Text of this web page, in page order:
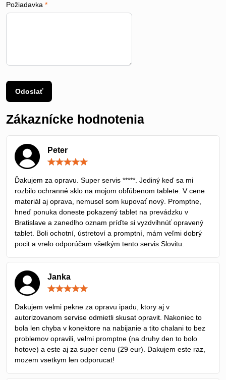
Požiadavka *
Odoslať
Zákaznícke hodnotenia
Peter
5
Ďakujem za opravu. Super servis *****. Jediný keď sa mi
rozbilo ochranné sklo na mojom obľúbenom tablete. V cene
materiál aj oprava, nemusel som kupovať nový. Promptne,
hneď ponuka doneste pokazený tablet na prevádzku v
Bratislave a zanedlho oznam príďte si vyzdvihnúť opravený
tablet. Boli ochotní, ústretoví a promptní, mám veľmi dobrý
pocit a vrelo odporúčam všetkým tento servis Slovitu.
Janka
5
Dakujem velmi pekne za opravu ipadu, ktory aj v
autorizovanom servise odmietli skusat opravit. Nakoniec to
bola len chyba v konektore na nabijanie a tito chalani to bez
problemov opravili, velmi promptne (na druhy den to bolo
hotove) a este aj za super cenu (29 eur). Dakujem este raz,
mozem vsetkym len odporucat!